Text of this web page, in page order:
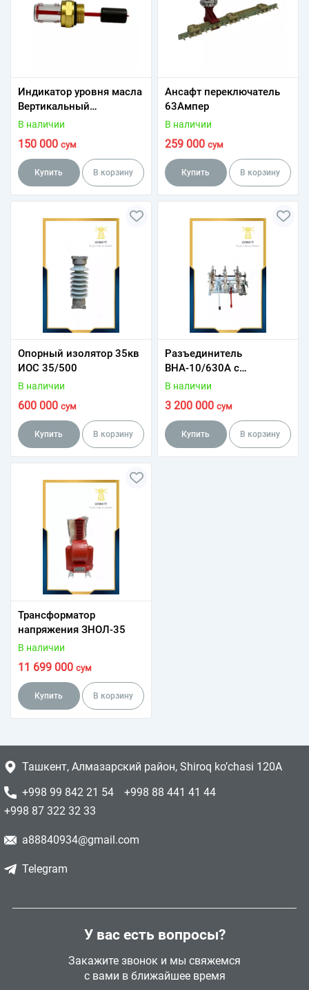
Индикатор уровня масла
Вертикальный
индикатор уровня.
В наличии
150 000 сум
Купить В корзину
Ансафт переключатель
63Ампер
В наличии
259 000 сум
Купить В корзину
Опорный изолятор 35кв
ИОС 35/500
В наличии
600 000 сум
Купить В корзину
Разъединитель
ВНА-10/630А с
приводом ПР-10
В наличии
3 200 000 сум
Купить В корзину
Трансформатор
напряжения ЗНОЛ-35
В наличии
11 699 000 сум
Купить В корзину
Ташкент, Алмазарский район, Shiroq ko’chasi 120A
+998 99 842 21 54
+998 88 441 41 44
+998 87 322 32 33
a88840934@gmail.com
Telegram
У вас есть вопросы?
Закажите звонок и мы свяжемся
с вами в ближайшее время